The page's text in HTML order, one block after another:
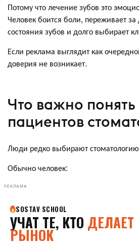
Потому что лечение зубов это
Человек боится боли, переживает за
состояния зубов и долго выбирает
Если реклама выглядит как
доверия не возникает.
Что важно
пациентов
Люди редко выбирают
Обычно человек:
РЕКЛАМА